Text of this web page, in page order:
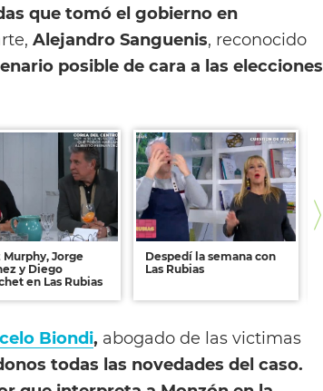
que tomó el gobierno en
Alejandro Sanguenis, reconocido
posible de cara a las elecciones
Murphy, Jorge
y Diego
en Las Rubias
Despedí la semana con
Las Rubias
Biondi, abogado de las victimas
todas las novedades del caso.